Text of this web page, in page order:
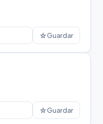
☆Guardar
☆Guardar